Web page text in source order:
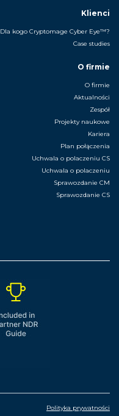
Klienci
Dla kogo Cryptomage Cyber Eye™?
Case studies
O firmie
O firmie
Aktualności
Zespół
Projekty naukowe
Kariera
Plan połączenia
Uchwala o polaczeniu CS
Uchwala o polaczeniu
Sprawozdanie CM
Sprawozdanie CS
Polityka prywatności